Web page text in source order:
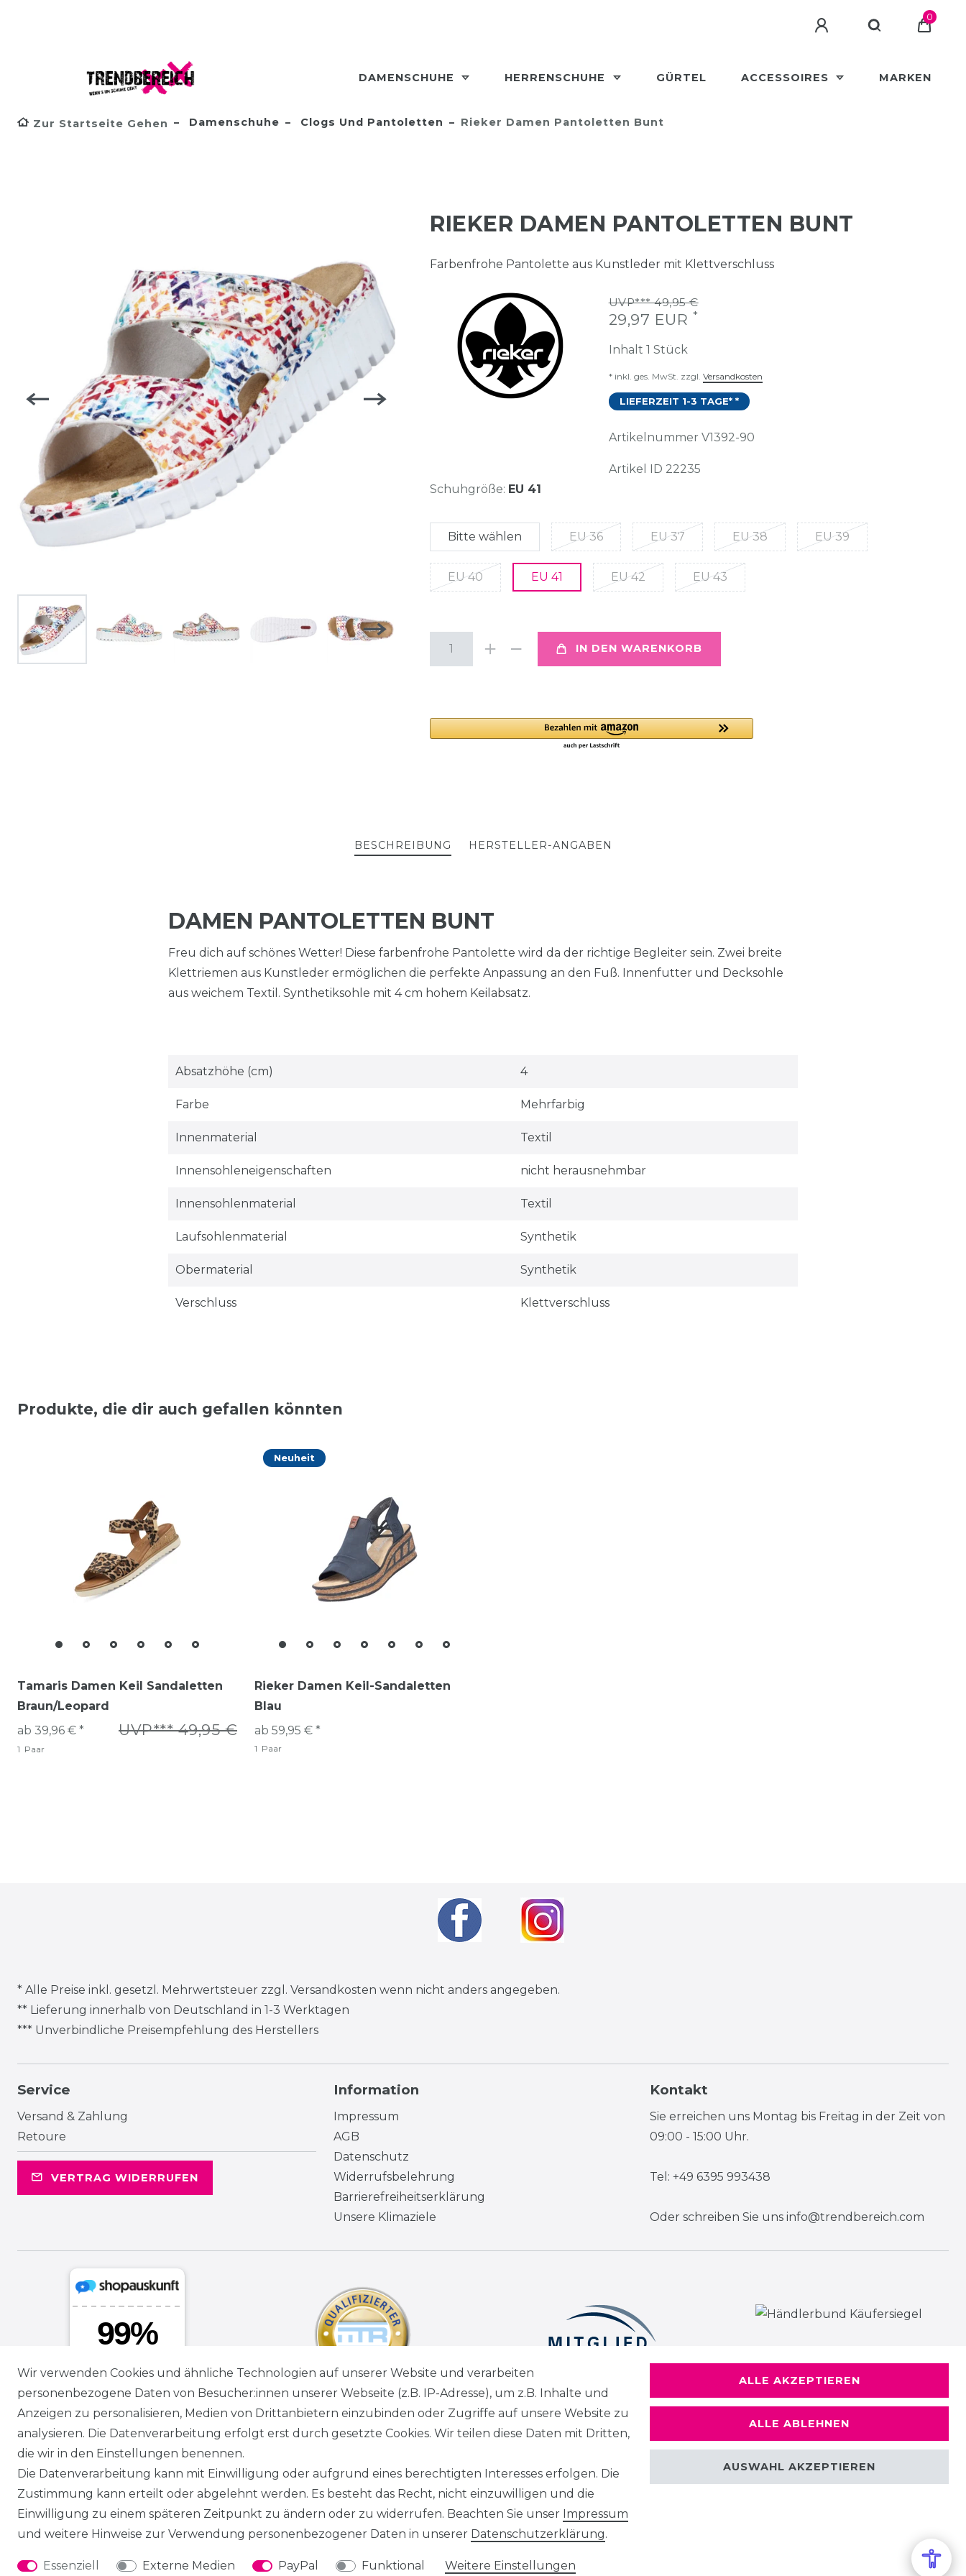
0
DAMENSCHUHE HERRENSCHUHE GÜRTEL ACCESSOIRES MARKEN
Zur Startseite Gehen Damenschuhe Clogs Und Pantoletten Rieker Damen Pantoletten Bunt
RIEKER DAMEN PANTOLETTEN BUNT
Farbenfrohe Pantolette aus Kunstleder mit Klettverschluss
UVP*** 49,95 €
29,97 EUR *
Inhalt 1 Stück
* inkl. ges. MwSt. zzgl. Versandkosten
LIEFERZEIT 1-3 TAGE* *
Artikelnummer V1392-90
Artikel ID 22235
Schuhgröße: EU 41
Bitte wählen EU 36 EU 37 EU 38 EU 39
EU 40 EU 41 EU 42 EU 43
IN DEN WARENKORB
BESCHREIBUNG HERSTELLER-ANGABEN
DAMEN PANTOLETTEN BUNT
Freu dich auf schönes Wetter! Diese farbenfrohe Pantolette wird da der richtige Begleiter sein. Zwei breite
Klettriemen aus Kunstleder ermöglichen die perfekte Anpassung an den Fuß. Innenfutter und Decksohle
aus weichem Textil. Synthetiksohle mit 4 cm hohem Keilabsatz.
Absatzhöhe (cm) 4
Farbe Mehrfarbig
Innenmaterial Textil
Innensohleneigenschaften nicht herausnehmbar
Innensohlenmaterial Textil
Laufsohlenmaterial Synthetik
Obermaterial Synthetik
Verschluss Klettverschluss
Produkte, die dir auch gefallen könnten
Tamaris Damen Keil Sandaletten
Braun/Leopard
UVP*** 49,95 €
ab 39,96 € *
1 Paar
Neuheit
Rieker Damen Keil-Sandaletten
Blau
ab 59,95 € *
1 Paar
* Alle Preise inkl. gesetzl. Mehrwertsteuer zzgl. Versandkosten wenn nicht anders angegeben.
** Lieferung innerhalb von Deutschland in 1-3 Werktagen
*** Unverbindliche Preisempfehlung des Herstellers
Service
Versand & Zahlung
Retoure
VERTRAG WIDERRUFEN
Information
Impressum
AGB
Datenschutz
Widerrufsbelehrung
Barrierefreiheitserklärung
Unsere Klimaziele
Kontakt
Sie erreichen uns Montag bis Freitag in der Zeit von
09:00 - 15:00 Uhr.
Tel: +49 6395 993438
Oder schreiben Sie uns info@trendbereich.com
Wir verwenden Cookies und ähnliche Technologien auf unserer Website und verarbeiten
personenbezogene Daten von Besucher:innen unserer Webseite (z.B. IP-Adresse), um z.B. Inhalte und
Anzeigen zu personalisieren, Medien von Drittanbietern einzubinden oder Zugriffe auf unsere Website zu
analysieren. Die Datenverarbeitung erfolgt erst durch gesetzte Cookies. Wir teilen diese Daten mit Dritten,
die wir in den Einstellungen benennen.
Die Datenverarbeitung kann mit Einwilligung oder aufgrund eines berechtigten Interesses erfolgen. Die
Zustimmung kann erteilt oder abgelehnt werden. Es besteht das Recht, nicht einzuwilligen und die
Einwilligung zu einem späteren Zeitpunkt zu ändern oder zu widerrufen. Beachten Sie unser Impressum
und weitere Hinweise zur Verwendung personenbezogener Daten in unserer Daten­schutz­erklärung.
Essenziell Externe Medien PayPal Funktional Weitere Einstellungen
ALLE AKZEPTIEREN
ALLE ABLEHNEN
AUSWAHL AKZEPTIEREN